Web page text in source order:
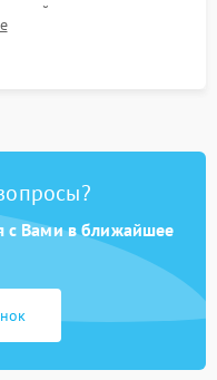
таймера, индикаторов
от перегрева.
с Вами в ближайшее